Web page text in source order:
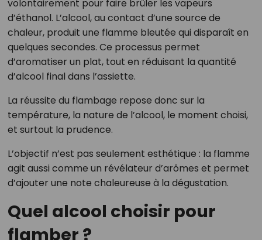
volontairement pour faire brûler les vapeurs
d’éthanol. L’alcool, au contact d’une source de
chaleur, produit une flamme bleutée qui disparaît en
quelques secondes. Ce processus permet
d’aromatiser un plat, tout en réduisant la quantité
d’alcool final dans l’assiette.
La réussite du flambage repose donc sur la
température, la nature de l’alcool, le moment choisi,
et surtout la prudence.
L’objectif n’est pas seulement esthétique : la flamme
agit aussi comme un révélateur d’arômes et permet
d’ajouter une note chaleureuse à la dégustation.
Quel alcool choisir pour
flamber ?